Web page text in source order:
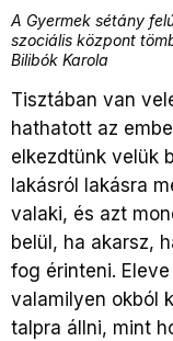
A Gyermek sétány
szociális központ
Bilibók Karola
Tisztában van
hathatott az
elkezdtünk velük
lakásról lakásra
valaki, és azt
belül, ha akarsz,
fog érinteni.
valamilyen okból
talpra állni, mint